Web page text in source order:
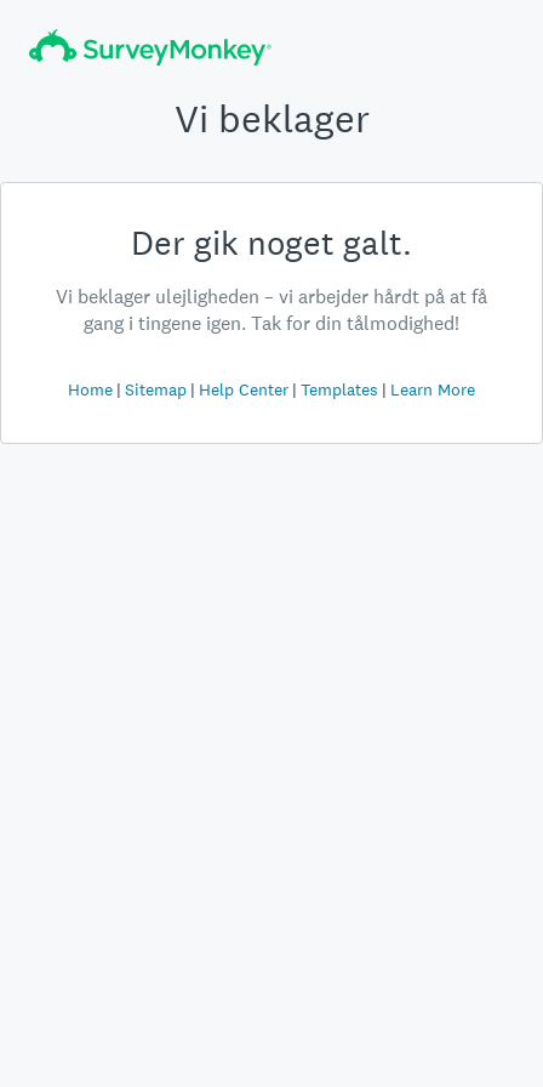
Vi beklager
Der gik noget galt.
Vi beklager ulejligheden – vi arbejder hårdt på at få
gang i tingene igen. Tak for din tålmodighed!
Home Sitemap Help Center Templates Learn More